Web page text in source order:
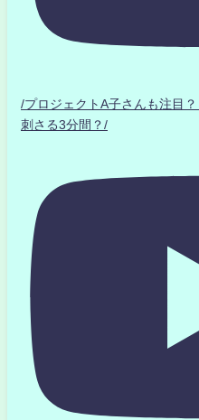
/プロジェクトA子さんも注
刺さる3分間？/